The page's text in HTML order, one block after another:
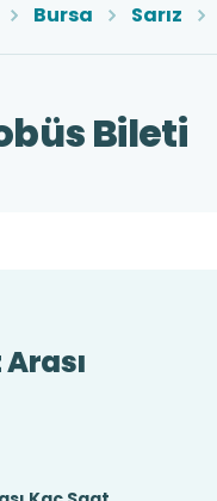
Bursa Sarız
Bileti